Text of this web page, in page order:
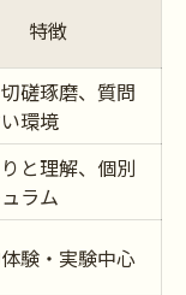
特徴
磋琢磨、質問
環境
と理解、個別
ラム
験・実験中心